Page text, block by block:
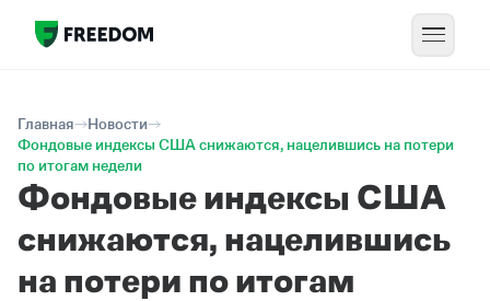
Главная
Новости
Фондовые индексы США снижаются, нацелившись на потери
по итогам недели
Фондовые индексы США
снижаются, нацелившись
на потери по итогам